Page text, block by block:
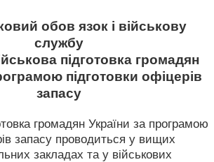
обов язок і військову
службу
підготовка громадян
підготовки офіцерів
запасу
громадян України за програмою
запасу проводиться у вищих
закладах та у військових